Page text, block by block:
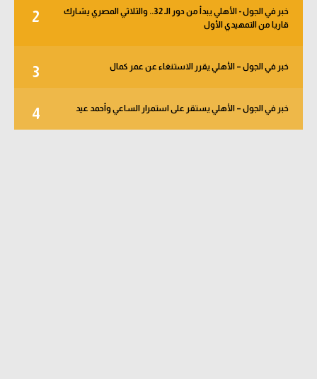
2
خبر في الجول - الأهلي يبدأ من دور الـ 32.. والثلاثي المصري يشارك
قاريا من التمهيدي الأول
3 خبر في الجول – الأهلي يقرر الاستنغاء عن عمر كمال
4 خبر في الجول – الأهلي يستقر على استمرار الساعي وأحمد عيد